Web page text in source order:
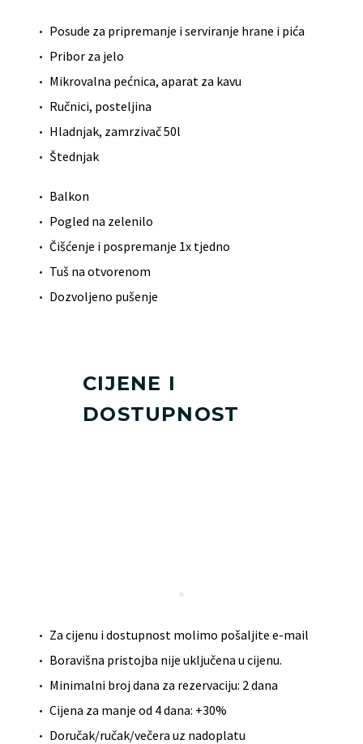
Posude za pripremanje i serviranje hrane i pića
Pribor za jelo
Mikrovalna pećnica, aparat za kavu
Ručnici, posteljina
Hladnjak, zamrzivač 50l
Štednjak
Balkon
Pogled na zelenilo
Čišćenje i pospremanje 1x tjedno
Tuš na otvorenom
Dozvoljeno pušenje
CIJENE I
DOSTUPNOST
Za cijenu i dostupnost molimo pošaljite e-mail
Boravišna pristojba nije uključena u cijenu.
Minimalni broj dana za rezervaciju: 2 dana
Cijena za manje od 4 dana: +30%
Doručak/ručak/večera uz nadoplatu